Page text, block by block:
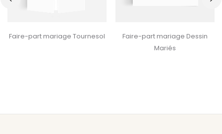
Faire-part mariage Tournesol
Faire-part mariage Dessin
Mariés